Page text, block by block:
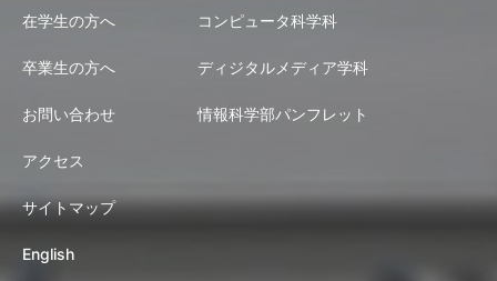
在学生の方へ
卒業生の方へ
お問い合わせ
アクセス
サイトマップ
English
コンピュータ科学科
ディジタルメディア学科
情報科学部パンフレット